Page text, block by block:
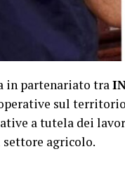
in partenariato tra
sul
a tutela dei
agricolo.